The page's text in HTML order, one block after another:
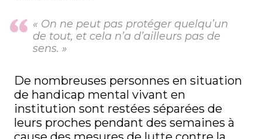
« On ne peut pas protéger quelqu’un
de tout, et cela n’a d’ailleurs pas de
sens. »
De nombreuses personnes en situation
de handicap mental vivant en
institution sont restées séparées de
leurs proches pendant des semaines à